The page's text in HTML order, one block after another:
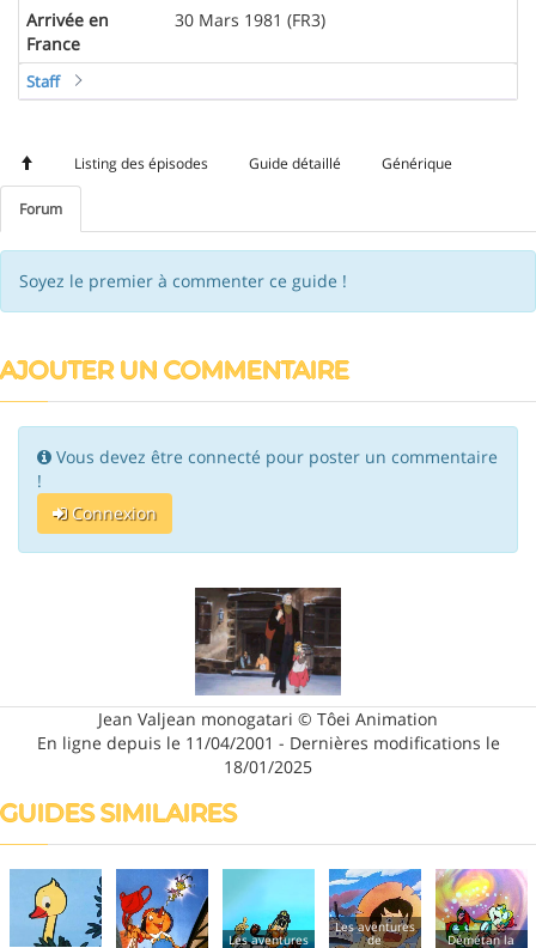
Arrivée en
France
30 Mars 1981 (FR3)
Staff
Listing des épisodes Guide détaillé Générique
Forum
Soyez le premier à commenter ce guide !
AJOUTER UN COMMENTAIRE
Vous devez être connecté pour poster un commentaire
!
Connexion
Jean Valjean monogatari © Tôei Animation
En ligne depuis le 11/04/2001 - Dernières modifications le
18/01/2025
GUIDES SIMILAIRES
Les aventures
Les aventures
de Démétan la